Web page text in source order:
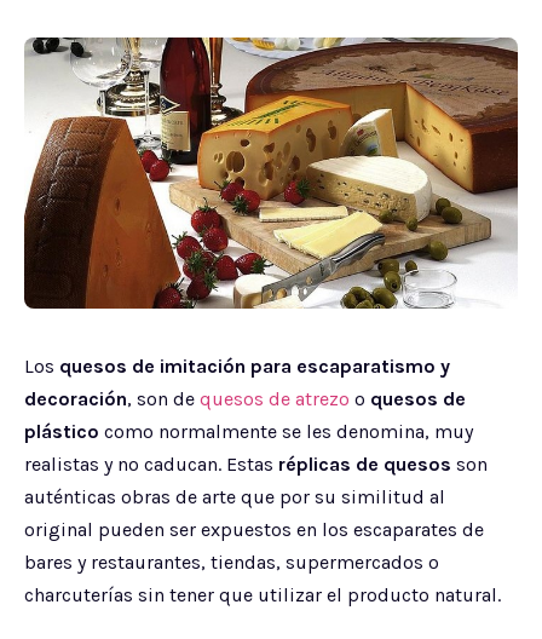
Los quesos de imitación para escaparatismo y
decoración, son de quesos de atrezo o quesos de
plástico como normalmente se les denomina, muy
realistas y no caducan. Estas réplicas de quesos son
auténticas obras de arte que por su similitud al
original pueden ser expuestos en los escaparates de
bares y restaurantes, tiendas, supermercados o
charcuterías sin tener que utilizar el producto natural.